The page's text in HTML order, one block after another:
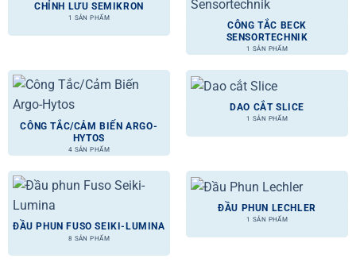
CHỈNH LƯU SEMIKRON
1 SẢN PHẨM
CÔNG TẮC BECK
SENSORTECHNIK
1 SẢN PHẨM
CÔNG TẮC/CẢM BIẾN ARGO-
HYTOS
4 SẢN PHẨM
DAO CẮT SLICE
1 SẢN PHẨM
ĐẦU PHUN FUSO SEIKI-LUMINA
8 SẢN PHẨM
ĐẦU PHUN LECHLER
1 SẢN PHẨM